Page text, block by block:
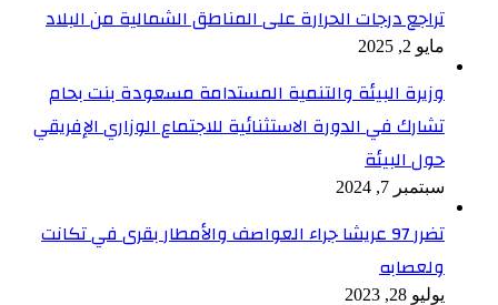
تراجع درجات الحرارة على المناطق الشمالية من البلاد
مايو 2, 2025
وزيرة البيئة والتنمية المستدامة مسعودة بنت بحام
تشارك في الدورة الاستثنائية للاجتماع الوزاري الإفريقي
حول البيئة
سبتمبر 7, 2024
تضرر 97 عريشا جراء العواصف والأمطار بقرى في تكانت
ولعصابه
يوليو 28, 2023